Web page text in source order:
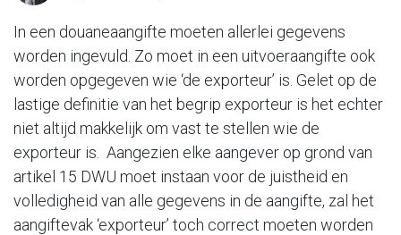
In een douaneaangifte moeten allerlei gegevens
worden ingevuld. Zo moet in een uitvoeraangifte ook
worden opgegeven wie ‘de exporteur’ is. Gelet op de
lastige definitie van het begrip exporteur is het echter
niet altijd makkelijk om vast te stellen wie de
exporteur is. Aangezien elke aangever op grond van
artikel 15 DWU moet instaan voor de juistheid en
volledigheid van alle gegevens in de aangifte, zal het
aangiftevak ‘exporteur’ toch correct moeten worden